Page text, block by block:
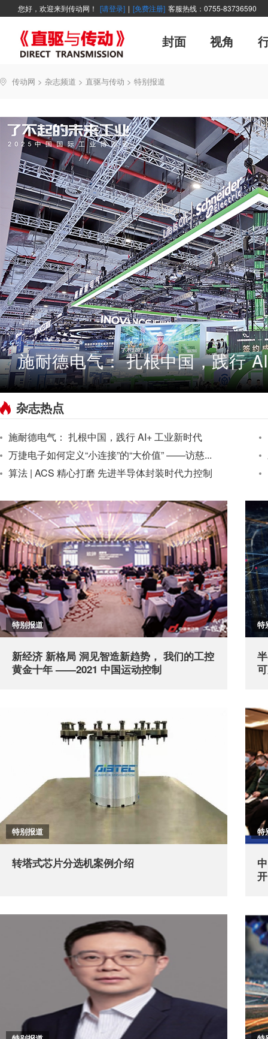
您好，欢迎来到传动网！ [请登录] | [免费注册] 客服热线：0755-83736590
封面
广告
视角
企业活动 展会报道
能效碳索
每月专辑
精品 新品
世界方案 控制系统
技术文章
资讯在线 展会信息
直驱与传动
新年寄语 伺服论坛
传动网 > 杂志频道 > 直驱与传动 > 特别报道
施耐德电气： 扎根中国，践行
杂志热点
施耐德电气： 扎根中国，践行 AI+ 工业新时代
万捷电子如何定义“小连接”的“大价值” ——访慈...
算法 | ACS 精心打磨 先进半导体封装时代力控制
特别报道
新经济 新格局 洞见智造新趋势， 我们的工控
黄金十年 ——2021 中国运动控制
特
特别报道
转塔式芯片分选机案例介绍
特
开